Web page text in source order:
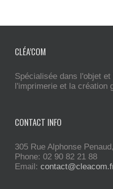
CLÉA’COM
Spécialisée dans l'objet
l'imprimerie et la création
CONTACT INFO
305 Rue Alphonse
Phone: 02 90 82 21 88
Email: